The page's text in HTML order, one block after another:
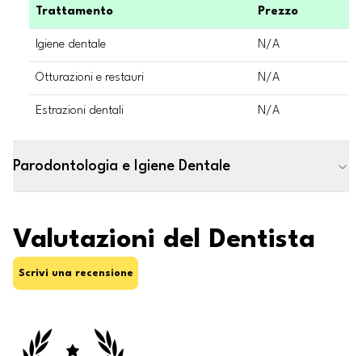
Trattamento Prezzo
Igiene dentale N/A
Otturazioni e restauri N/A
Estrazioni dentali N/A
Parodontologia e Igiene Dentale
Valutazioni del Dentista
Scrivi una recensione